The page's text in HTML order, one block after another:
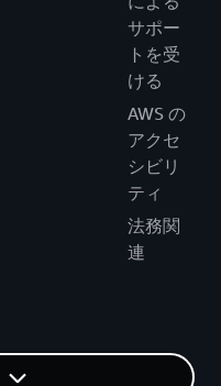
サポー
トを受
ける
AWS の
アクセ
シビリ
ティ
法務関
連